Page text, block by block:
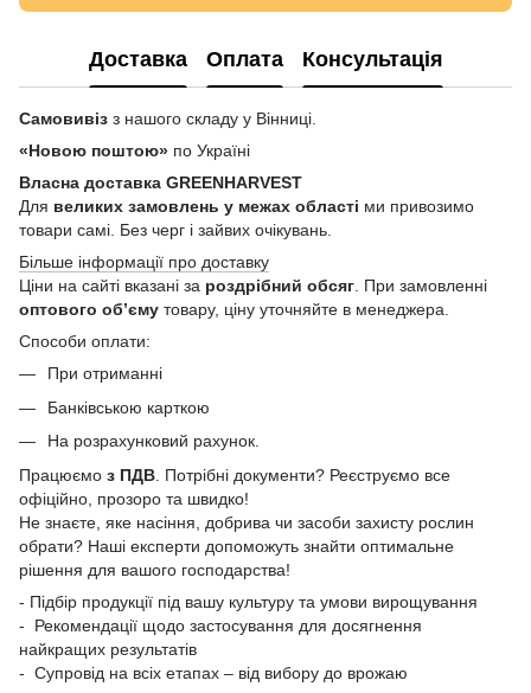
Доставка Оплата Консультація
Самовивіз з нашого складу у Вінниці.
«Новою поштою» по Україні
Власна доставка GREENHARVEST
Для великих замовлень у межах області ми привозимо
товари самі. Без черг і зайвих очікувань.
Більше інформації про доставку
Ціни на сайті вказані за роздрібний обсяг. При замовленні
оптового об’єму товару, ціну уточняйте в менеджера.
Способи оплати:
При отриманні
Банківською карткою
На розрахунковий рахунок.
Працюємо з ПДВ . Потрібні документи? Реєструємо все
офіційно, прозоро та швидко!
Не знаєте, яке насіння, добрива чи засоби захисту рослин
обрати? Наші експерти допоможуть знайти оптимальне
рішення для вашого господарства!
- Підбір продукції під вашу культуру та умови вирощування
- Рекомендації щодо застосування для досягнення
найкращих результатів
- Супровід на всіх етапах – від вибору до врожаю